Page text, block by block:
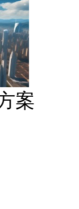
案